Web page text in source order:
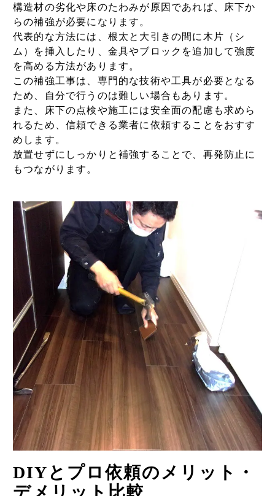
構造材の劣化や床のたわみが原因であれば、床下か
らの補強が必要になります。
代表的な方法には、根太と大引きの間に木片（シ
ム）を挿入したり、金具やブロックを追加して強度
を高める方法があります。
この補強工事は、専門的な技術や工具が必要となる
ため、自分で行うのは難しい場合もあります。
また、床下の点検や施工には安全面の配慮も求めら
れるため、信頼できる業者に依頼することをおすす
めします。
放置せずにしっかりと補強することで、再発防止に
もつながります。
DIYとプロ依頼のメリット・
デメリット比較